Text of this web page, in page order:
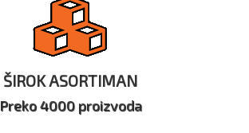
ŠIROK ASORTIMAN
Preko 4000 proizvoda